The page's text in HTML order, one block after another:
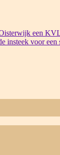
een
insteek voor een